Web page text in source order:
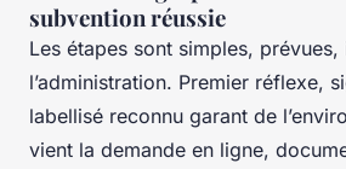
subvention réussie
Les étapes sont simples,
l’administration. Premier réflexe,
labellisé reconnu garant de
vient la demande en ligne,